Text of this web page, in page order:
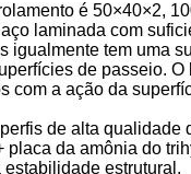
é 50×40×2,
laminada com
tem uma
de passeio.
com a ação da
de alta
da amônia do
estrutural.